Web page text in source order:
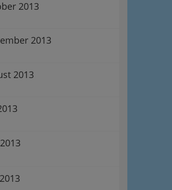
2013
2013
2013